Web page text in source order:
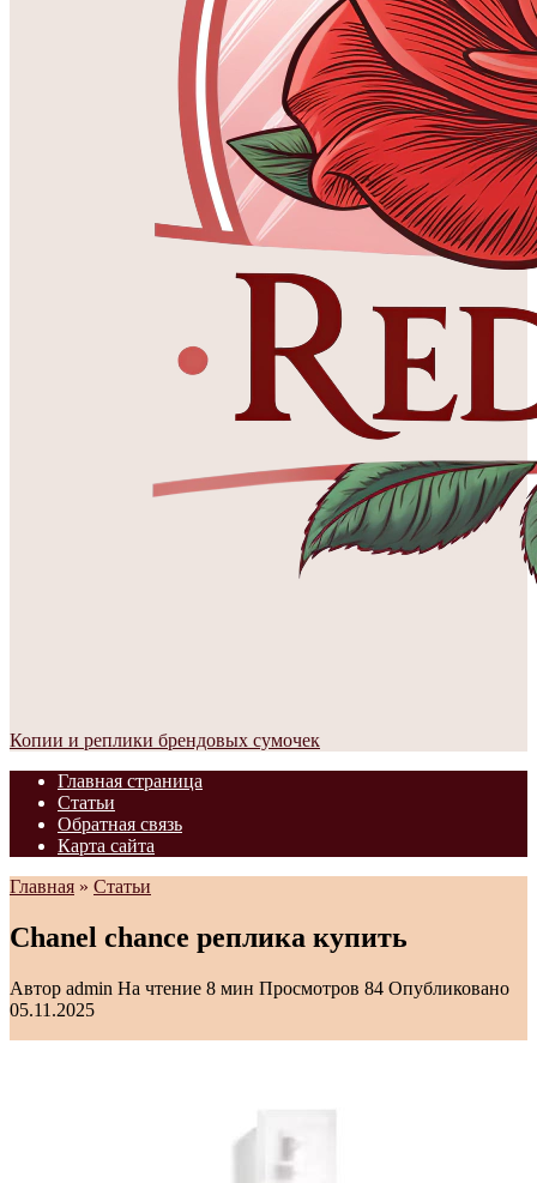
Копии и реплики брендовых сумочек
Главная страница
Статьи
Обратная связь
Карта сайта
Главная » Статьи
Chanel chance реплика купить
Автор admin На чтение 8 мин Просмотров 84 Опубликовано
05.11.2025